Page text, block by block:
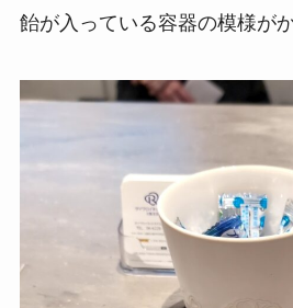
飴が入っている容器の模様が